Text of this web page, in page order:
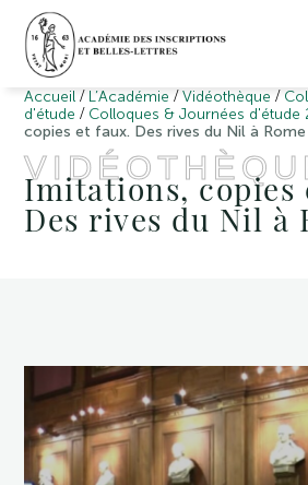
Accueil / L’Académie /Vidéothèque /
d'étude / Colloques & Journées d'étude
copies et faux. Des rives du Nil à Rome
Imitations, copies
Des rives du Nil à